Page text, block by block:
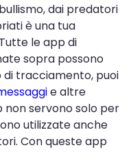
dai predatori
è una tua
le app di
sopra possono
di tracciamento, puoi
e altre
servono solo per
utilizzate anche
Con queste app